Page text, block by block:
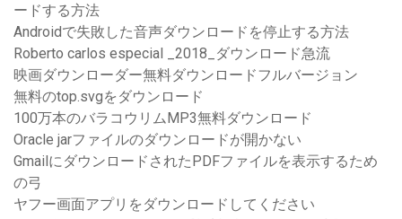
ードする方法
Androidで失敗した音声ダウンロードを停止する方法
Roberto carlos especial _2018_ダウンロード急流
映画ダウンローダー無料ダウンロードフルバージョン
無料のtop.svgをダウンロード
100万本のバラコウリムMP3無料ダウンロード
Oracle jarファイルのダウンロードが開かない
GmailにダウンロードされたPDFファイルを表示するため
の弓
ヤフー画面アプリをダウンロードしてください